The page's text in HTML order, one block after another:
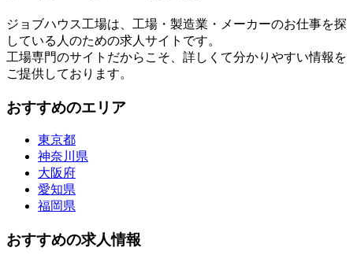
ジョブハウス工場は、工場・製造業・メーカーのお仕事を探
している人のための求人サイトです。
工場専門のサイトだからこそ、詳しくて分かりやすい情報を
ご提供しております。
おすすめのエリア
東京都
神奈川県
大阪府
愛知県
福岡県
おすすめの求人情報